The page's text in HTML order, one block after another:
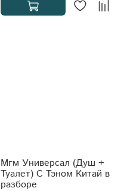
Мгм Универсал (Душ +
Туалет) С Тэном Китай в
разборе